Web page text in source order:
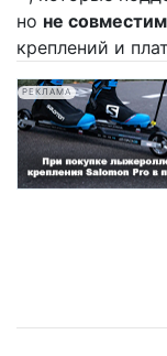
но не
креплений и
РЕКЛАМА